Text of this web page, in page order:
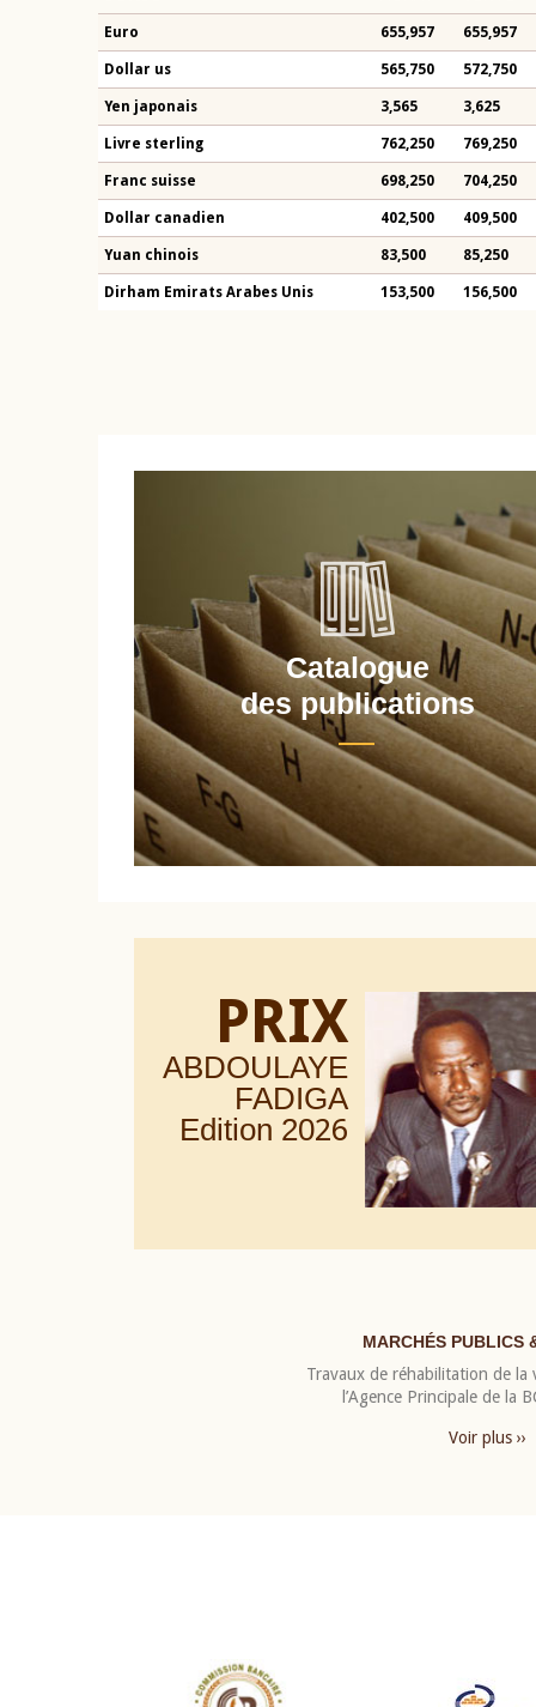
Euro 655,957 655,957
Dollar us 565,750 572,750
Yen japonais 3,565 3,625
Livre sterling 762,250 769,250
Franc suisse 698,250 704,250
Dollar canadien 402,500 409,500
Yuan chinois 83,500 85,250
Dirham Emirats Arabes Unis 153,500 156,500
Catalogue
des publications
PRIX
ABDOULAYE
FADIGA
Edition 2026
MARCHÉS PUBLICS
Travaux de réhabilitation de la
l’Agence Principale de la
Voir plus ››